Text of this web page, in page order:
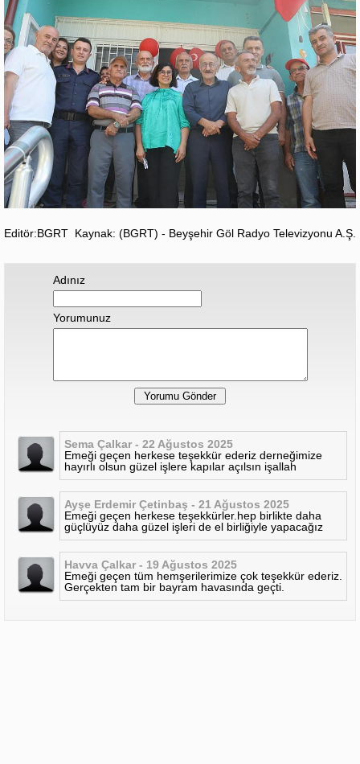
Editör:BGRT Kaynak: (BGRT) - Beyşehir Göl Radyo Televizyonu A.Ş.
Adınız
Yorumunuz
Sema Çalkar - 22 Ağustos 2025
Emeği geçen herkese teşekkür ederiz derneğimize
hayırlı olsun güzel işlere kapılar açılsın işallah
Ayşe Erdemir Çetinbaş - 21 Ağustos 2025
Emeği geçen herkese teşekkürler.hep birlikte daha
güçlüyüz daha güzel işleri de el birliğiyle yapacağız
Havva Çalkar - 19 Ağustos 2025
Emeği geçen tüm hemşerilerimize çok teşekkür ederiz.
Gerçekten tam bir bayram havasında geçti.